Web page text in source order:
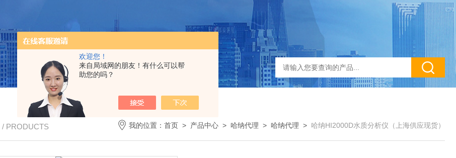
欢迎您！
来自局域网的朋友！有什么可以帮
助您的吗？
/ PRODUCTS 我的位置： 首页 > 产品中心 > 哈纳代理 > 哈纳代理 > 哈纳HI2000D水质分析仪（上海供应现货）